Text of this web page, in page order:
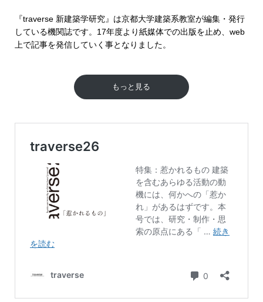
『traverse 新建築学研究』は京都大学建築系教室が編集・発行
している機関誌です。17年度より紙媒体での出版を止め、web
上で記事を発信していく事となりました。
もっと見る